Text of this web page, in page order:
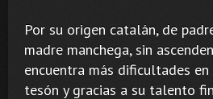
Por su origen catalán, de
madre manchega, sin
encuentra más dificultades
tesón y gracias a su talento